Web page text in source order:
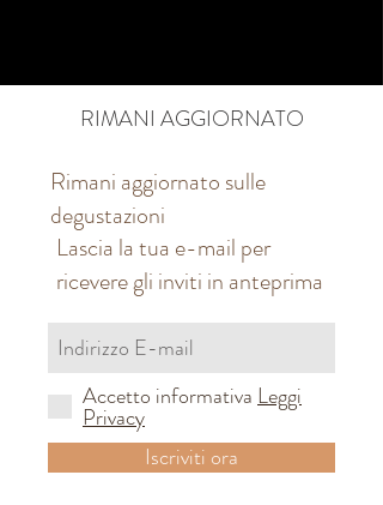
RIMANI AGGIORNATO
Rimani aggiornato sulle
degustazioni
Lascia la tua e-mail per
ricevere gli inviti in anteprima
Accetto informativa Leggi
Privacy
Iscriviti ora